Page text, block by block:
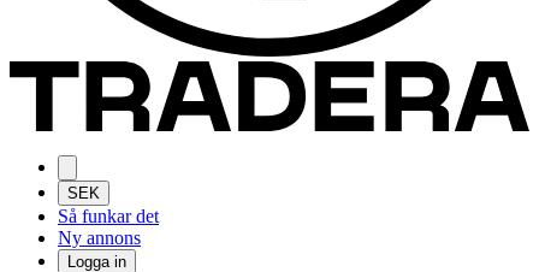
SEK
Så funkar det
Ny annons
Logga in